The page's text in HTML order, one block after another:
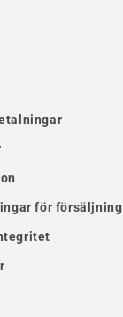
för försäljning